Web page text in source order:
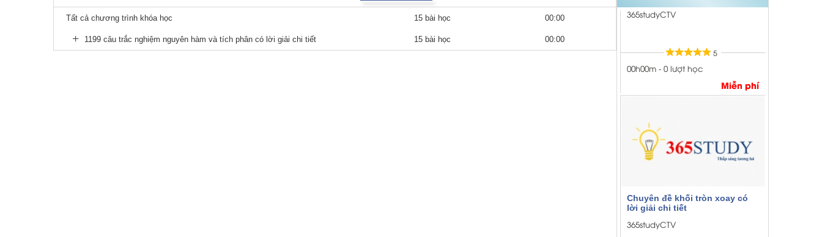
Tất cả chương trình khóa học 15 bài học 00:00
1199 câu trắc nghiệm nguyên hàm và tích phân có lời giải chi tiết 15 bài học 00:00
lời giải chi tiết
365studyCTV
00h00m - 5260 lượt học
400.000đ